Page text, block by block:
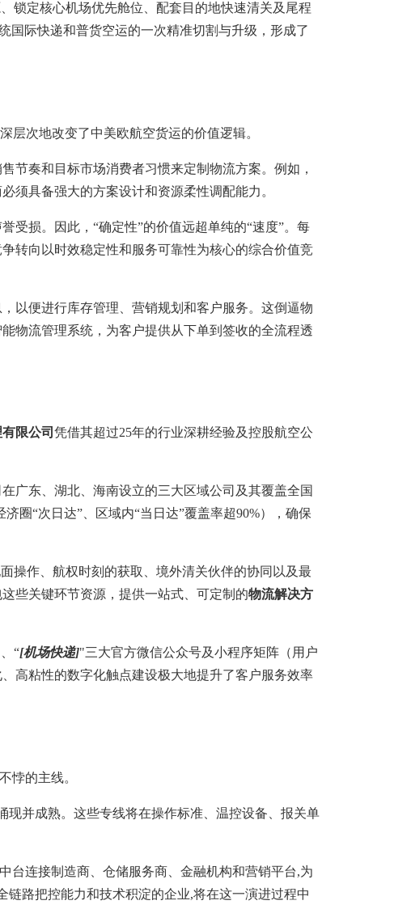
锁定核心机场优先舱位、配套目的地快速清关及尾程
国际快递和普货空运的一次精准切割与升级，形成了
层次地改变了中美欧航空货运的价值逻辑。
节奏和目标市场消费者习惯来定制物流方案。例如，
须具备强大的方案设计和资源柔性调配能力。
受损。因此，“确定性”的价值远超单纯的“速度”。每
转向以时效稳定性和服务可靠性为核心的综合价值竞
以便进行库存管理、营销规划和客户服务。这倒逼物
物流管理系统，为客户提供从下单到签收的全流程透
限公司 凭借其超过25年的行业深耕经验及控股航空公
广东、湖北、海南设立的三大区域公司及其覆盖全国
圈“次日达”、区域内“当日达”覆盖率超90%），确保
操作、航权时刻的获取、境外清关伙伴的协同以及最
些关键环节资源，提供一站式、可定制的物流解决方
“[机场快递]"三大官方微信公众号及小程序矩阵（用户
高粘性的数字化触点建设极大地提升了客户服务效率
悖的主线。
并成熟。这些专线将在操作标准、温控设备、报关单
台连接制造商、仓储服务商、金融机构和营销平台,为
链路把控能力和技术积淀的企业,将在这一演进过程中